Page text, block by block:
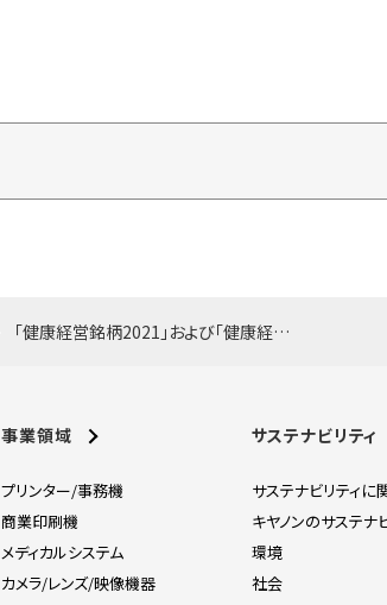
「健康経営銘柄2021」および「健康経営優良法人2021」に選定
事業領域
プリンター/事務機
商業印刷機
メディカルシステム
カメラ/レンズ/映像機器
サステナビリティ
サステナビリティに
キヤノンのサステナ
環境
社会